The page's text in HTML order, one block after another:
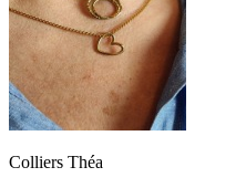
Colliers Théa